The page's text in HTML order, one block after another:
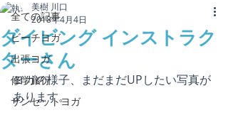
全ての記事
ビーチヨガ
出張ヨガ
修学旅行
サンセットヨガ
ダイビング インストラク
ターさん
美樹 川口
2018年4月4日
ヨガの様子、まだまだUPしたい写真が
あります。